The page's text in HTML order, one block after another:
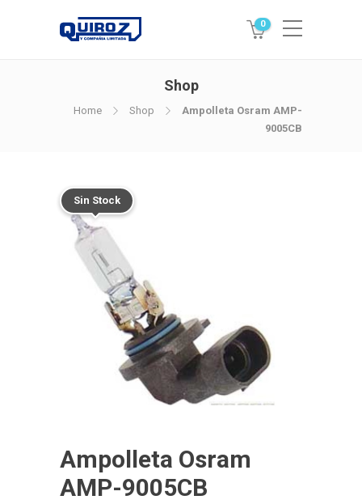
0
Shop
Home Shop
Ampolleta Osram AMP-
9005CB
Sin Stock
Ampolleta Osram
AMP-9005CB